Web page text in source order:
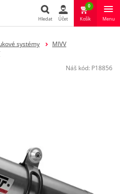
Hledat Účet
0
Košík Menu
systémy
MIVV
Náš kód: P18856